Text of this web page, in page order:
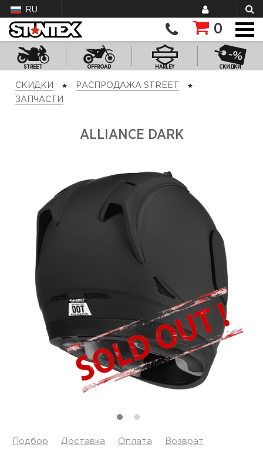
RU
0
STREET OFFROAD HARLEY СКИДКИ
СКИДКИ
РАСПРОДАЖА STREET
ЗАПЧАСТИ
ALLIANCE DARK
Подбор Доставка Оплата Возврат